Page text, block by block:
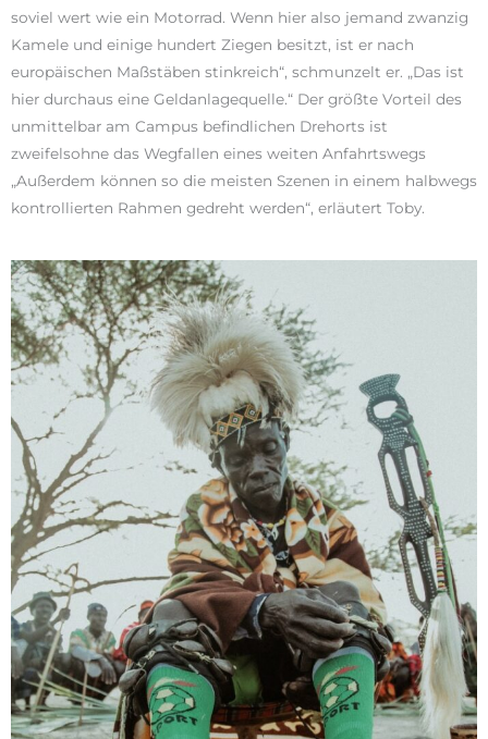
soviel wert wie ein Motorrad. Wenn hier also jemand zwanzig
Kamele und einige hundert Ziegen besitzt, ist er nach
europäischen Maßstäben stinkreich“, schmunzelt er. „Das ist
hier durchaus eine Geldanlagequelle.“ Der größte Vorteil des
unmittelbar am Campus befindlichen Drehorts ist
zweifelsohne das Wegfallen eines weiten Anfahrtswegs
„Außerdem können so die meisten Szenen in einem halbwegs
kontrollierten Rahmen gedreht werden“, erläutert Toby.